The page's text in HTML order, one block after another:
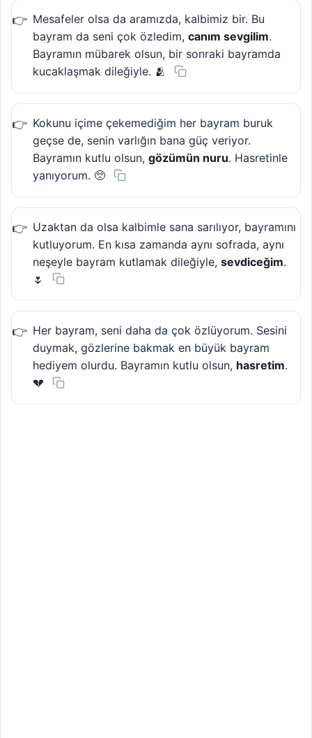
Mesafeler olsa da aramızda, kalbimiz bir. Bu
bayram da seni çok özledim, canım sevgilim.
Bayramın mübarek olsun, bir sonraki bayramda
kucaklaşmak dileğiyle. 🫂
Kokunu içime çekemediğim her bayram buruk
geçse de, senin varlığın bana güç veriyor.
Bayramın kutlu olsun, gözümün nuru. Hasretinle
yanıyorum. 🥺
Uzaktan da olsa kalbimle sana sarılıyor, bayramını
kutluyorum. En kısa zamanda aynı sofrada, aynı
neşeyle bayram kutlamak dileğiyle, sevdiceğim.
🌷
Her bayram, seni daha da çok özlüyorum. Sesini
duymak, gözlerine bakmak en büyük bayram
hediyem olurdu. Bayramın kutlu olsun, hasretim.
💔